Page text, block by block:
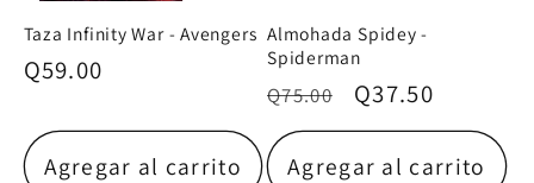
Taza Infinity War - Avengers
Precio
Q59.00
Agregar al carrito
Almohada Spidey -
Spiderman
Precio
habitual
Q75.00
Precio
de
oferta
Q37.50
Agregar al carrito